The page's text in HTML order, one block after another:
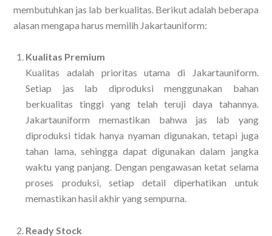
membutuhkan jas lab berkualitas. Berikut adalah beberapa
alasan mengapa harus memilih Jakartauniform:
Kualitas Premium
Kualitas adalah prioritas utama di Jakartauniform.
Setiap jas lab diproduksi menggunakan bahan
berkualitas tinggi yang telah teruji daya tahannya.
Jakartauniform memastikan bahwa jas lab yang
diproduksi tidak hanya nyaman digunakan, tetapi juga
tahan lama, sehingga dapat digunakan dalam jangka
waktu yang panjang. Dengan pengawasan ketat selama
proses produksi, setiap detail diperhatikan untuk
memastikan hasil akhir yang sempurna.
Ready Stock